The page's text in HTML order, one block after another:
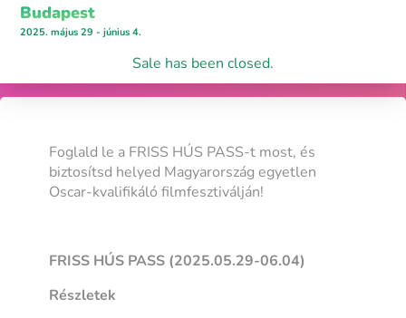
Budapest
2025. május 29 - június 4.
Sale has been closed.
Foglald le a FRISS HÚS PASS-t most, és
biztosítsd helyed Magyarország egyetlen
Oscar-kvalifikáló filmfesztiválján!
FRISS HÚS PASS (2025.05.29-06.04)
Részletek